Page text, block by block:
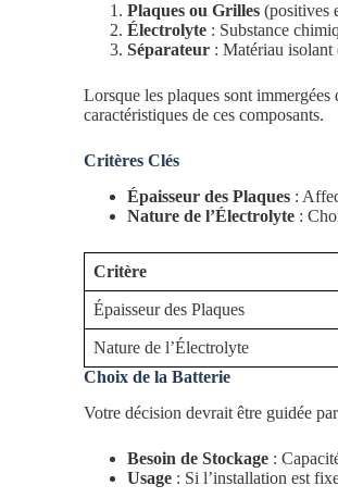
Plaques ou Grilles (positives
Électrolyte : Substance
Séparateur : Matériau isolant
Lorsque les plaques sont
caractéristiques de ces composants.
Critères Clés
Épaisseur des Plaques :
Nature de l’Électrolyte :
Critère
Épaisseur des Plaques
Nature de l’Électrolyte
Choix de la Batterie
Votre décision devrait être guidée
Besoin de Stockage :
Usage : Si l’installation est